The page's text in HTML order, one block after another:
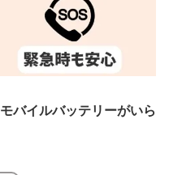
モバイルバッテリーがいら